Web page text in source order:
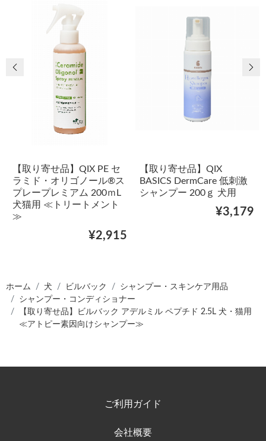
【取り寄せ品】QIX PE セ
ラミド・オリゴノール®ス
プレープレミアム 200ｍL
犬猫用 ≪トリートメント
≫
¥2,915
【取り寄せ品】QIX
BASICS DermCare 低刺激
シャンプー 200ｇ 犬用
¥3,179
前の画像 次
ホーム 犬 ビルバック
シャンプー・スキンケア用品
シャンプー・コンディショナー
【取り寄せ品】ビルバック アデルミル ペプチド 2.5L 犬・猫用
≪アトピー素因向けシャンプー≫
ご利用ガイド
会社概要